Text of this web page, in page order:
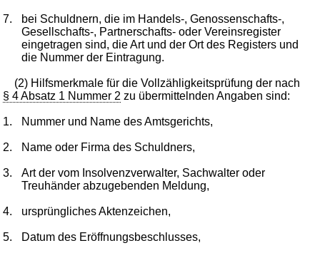
7.
bei Schuldnern, die im Handels-, Genossenschafts-,
Gesellschafts-, Partnerschafts- oder Vereinsregister
eingetragen sind, die Art und der Ort des Registers und
die Nummer der Eintragung.
(2) Hilfsmerkmale für die Vollzähligkeitsprüfung der nach
§ 4 Absatz 1 Nummer 2 zu übermittelnden Angaben sind:
1. Nummer und Name des Amtsgerichts,
2. Name oder Firma des Schuldners,
3.
Art der vom Insolvenzverwalter, Sachwalter oder
Treuhänder abzugebenden Meldung,
4. ursprüngliches Aktenzeichen,
5. Datum des Eröffnungsbeschlusses,